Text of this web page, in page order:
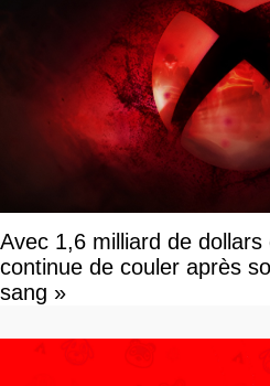
Avec 1,6 milliard de
continue de couler après
sang »